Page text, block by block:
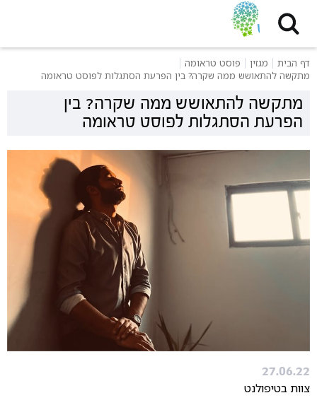
דף הבית מגזין
פוסט טראומה
מתקשה להתאושש ממה שקרה? בין הפרעת הסתגלות לפוסט טראומה
מתקשה להתאושש ממה שקרה? בין
הפרעת הסתגלות לפוסט טראומה
27.06.22
צוות בטיפולנט